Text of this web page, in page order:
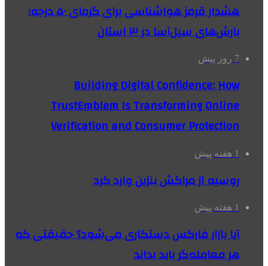
هشدار قرمز هواشناسی برای گرمای ۵۰ درجه؛
بارش‌های سیل‌آسا در ۳ استان
7 روز پیش
Building Digital Confidence: How
TrustEmblem Is Transforming Online
Verification and Consumer Protection
1 هفته پیش
روسیه از مراکش بنزین وارد کرد
1 هفته پیش
آیا بازار فارکس دستکاری می‌شود؟ حقیقتی که
هر معامله‌گر باید بداند